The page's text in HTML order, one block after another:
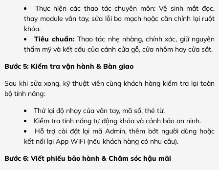
Thực hiện các thao tác chuyên môn: Vệ sinh mắt đọc,
thay module vân tay, sửa lỗi bo mạch hoặc căn chỉnh lại ruột
khóa.
Tiêu chuẩn: Thao tác nhẹ nhàng, chính xác, giữ nguyên
thẩm mỹ và kết cấu của cánh cửa gỗ, cửa nhôm hay cửa sắt.
Bước 5: Kiểm tra vận hành & Bàn giao
Sau khi sửa xong, kỹ thuật viên cùng khách hàng kiểm tra lại toàn
bộ tính năng:
Thử lại độ nhạy của vân tay, mã số, thẻ từ.
Kiểm tra tính năng tự động khóa và cảnh báo an ninh.
Hỗ trợ cài đặt lại mã Admin, thêm bớt người dùng hoặc
kết nối lại App WiFi (nếu khách hàng có nhu cầu).
Bước 6: Viết phiếu bảo hành & Chăm sóc hậu mãi